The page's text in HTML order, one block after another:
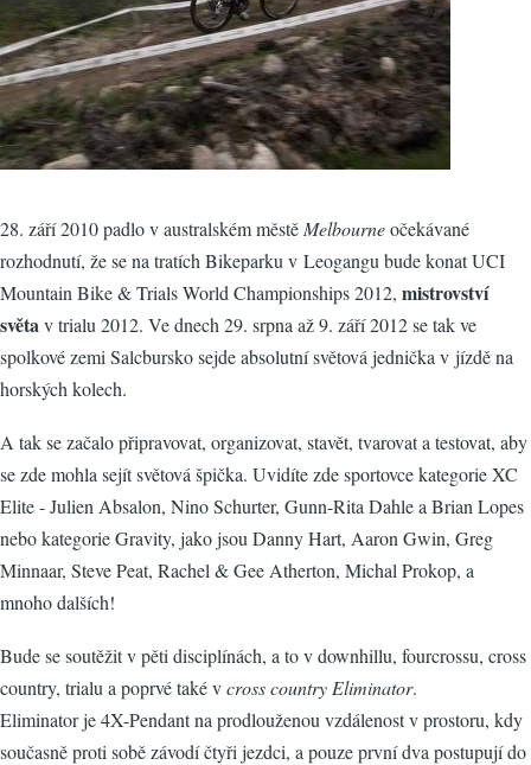
28. září 2010 padlo v australském městě Melbourneočekávané
rozhodnutí, že se na tratích Bikeparku v Leogangu bude konat UCI
Mountain Bike & Trials World Championships 2012, mistrovství
světav trialu 2012. Ve dnech 29. srpna až 9. září 2012 se tak ve
spolkové zemi Salcbursko sejde absolutní světová jednička v jízdě na
horských kolech.
A tak se začalo připravovat, organizovat, stavět, tvarovat a testovat, aby
se zde mohla sejít světová špička. Uvidíte zde sportovce kategorie XC
Elite - Julien Absalon, Nino Schurter, Gunn-Rita Dahle a Brian Lopes
nebo kategorie Gravity, jako jsou Danny Hart, Aaron Gwin, Greg
Minnaar, Steve Peat, Rachel & Gee Atherton, Michal Prokop, a
mnoho dalších!
Bude se soutěžit v pěti disciplínách, a to v downhillu, fourcrossu, cross
country, trialu a poprvé také vcross country Eliminator.
Eliminator je 4X-Pendant na prodlouženou vzdálenost v prostoru, kdy
současně proti sobě závodí čtyři jezdci, a pouze první dva postupují do